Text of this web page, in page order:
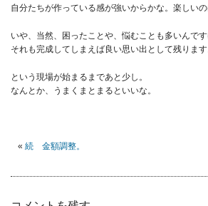
自分たちが作っている感が強いからかな。楽しいの
いや、当然、困ったことや、悩むことも多いんです
それも完成してしまえば良い思い出として残ります
という現場が始まるまであと少し。
なんとか、うまくまとまるといいな。
« 続 金額調整。